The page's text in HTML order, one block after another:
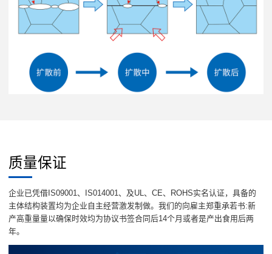
质量保证
企业已凭借IS09001、IS014001、及UL、CE、ROHS实名认证，具备的
主体结构装置均为企业自主经营激发制做。我们的向雇主郑重承若书:新
产高重量量以确保时效均为协议书签合同后14个月或者是产出食用后两
年。